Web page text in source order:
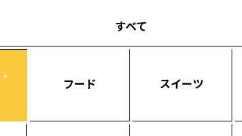
すべて
フード スイーツ